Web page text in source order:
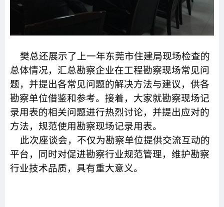
樊总还展示了上一年东莞市住建局现场检查的
总体情况，汇总勘察企业在工程勘察现场常见问
题，并提出各常见问题的解决方法与建议，供各
勘察单位借鉴和参考。接着，大家就勘察现场记
录用表的相关问题进行热烈讨论，并提出应对的
方法，规范使用勘察现场记录用表。
此次座谈会，不仅为勘察单位提供交流互动的
平台，同时对促进勘察行业规范管理，维护勘察
行业技术品质，具有重大意义。